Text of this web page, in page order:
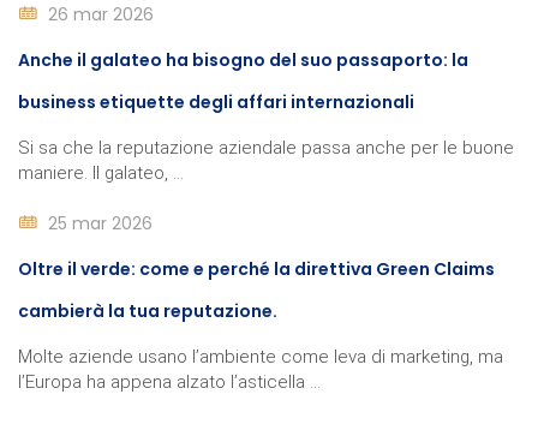
26 mar 2026
Anche il galateo ha bisogno del suo passaporto: la
business etiquette degli affari internazionali
Si sa che la reputazione aziendale passa anche per le buone
maniere. Il galateo, ...
25 mar 2026
Oltre il verde: come e perché la direttiva Green Claims
cambierà la tua reputazione.
Molte aziende usano l’ambiente come leva di marketing, ma
l’Europa ha appena alzato l’asticella ...